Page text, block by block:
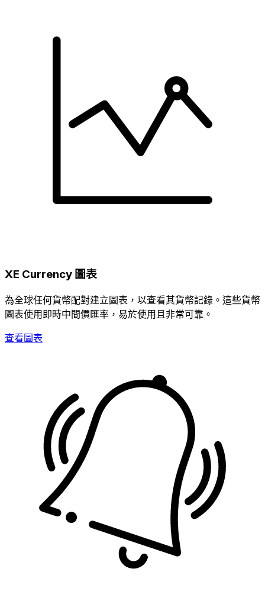
XE Currency 圖表
為全球任何貨幣配對建立圖表，以查看其貨幣記錄。這些貨幣
圖表使用即時中間價匯率，易於使用且非常可靠。
查看圖表